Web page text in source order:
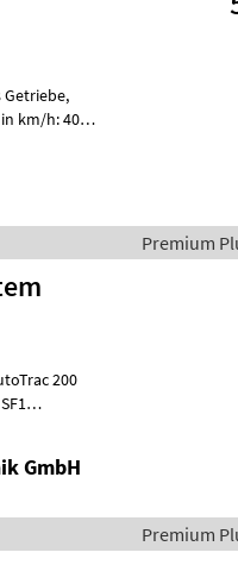
km/h: 40
Premium
200
GmbH
Premium